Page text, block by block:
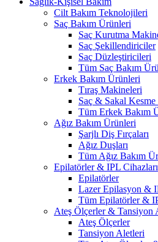
Cilt Bakım Teknolojileri
Saç Bakım Ürünleri
Saç Kurutma
Saç Şekillendiriciler
Saç Düzleştiricileri
Tüm Saç Bakım
Erkek Bakım Ürünleri
Tıraş Makineleri
Saç & Sakal
Tüm Erkek Bakım
Ağız Bakım Ürünleri
Şarjlı Diş Fırçaları
Ağız Duşları
Tüm Ağız Bakım
Epilatörler & IPL Cihazları
Epilatörler
Lazer Epilasyon &
Tüm Epilatörler &
Ateş Ölçerler & Tansiyon
Ateş Ölçerler
Tansiyon Aletleri